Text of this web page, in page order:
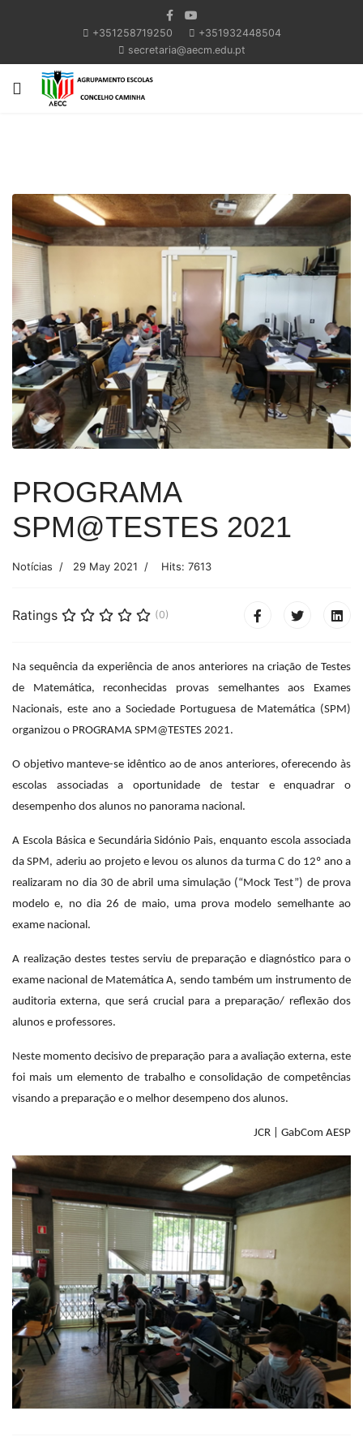
+351258719250
+351932448504
secretaria@aecm.edu.pt
PROGRAMA
SPM@TESTES 2021
Notícias 29 May 2021 Hits: 7613
Ratings (0)
Na sequência da experiência de anos anteriores na criação de Testes
de Matemática, reconhecidas provas semelhantes aos Exames
Nacionais, este ano a Sociedade Portuguesa de Matemática (SPM)
organizou o PROGRAMA SPM@TESTES 2021.
O objetivo manteve-se idêntico ao de anos anteriores, oferecendo às
escolas associadas a oportunidade de testar e enquadrar o
desempenho dos alunos no panorama nacional.
A Escola Básica e Secundária Sidónio Pais, enquanto escola associada
da SPM, aderiu ao projeto e levou os alunos da turma C do 12º ano a
realizaram no dia 30 de abril uma simulação (“Mock Test”) de prova
modelo e, no dia 26 de maio, uma prova modelo semelhante ao
exame nacional.
A realização destes testes serviu de preparação e diagnóstico para o
exame nacional de Matemática A, sendo também um instrumento de
auditoria externa, que será crucial para a preparação/ reflexão dos
alunos e professores.
Neste momento decisivo de preparação para a avaliação externa, este
foi mais um elemento de trabalho e consolidação de competências
visando a preparação e o melhor desempeno dos alunos.
JCR | GabCom AESP